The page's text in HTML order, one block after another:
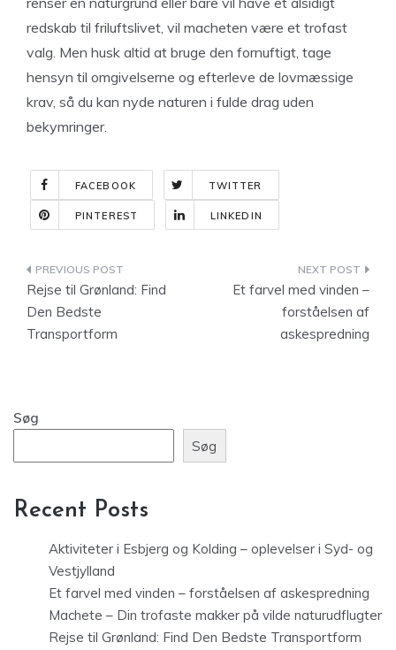
redskab til friluftslivet, vil macheten være et trofast
valg. Men husk altid at bruge den fornuftigt, tage
hensyn til omgivelserne og efterleve de lovmæssige
krav, så du kan nyde naturen i fulde drag uden
bekymringer.
FACEBOOK TWITTER
PINTEREST LINKEDIN
Indlægsnavigation
Rejse til Grønland: Find
Den Bedste
Transportform
Et farvel med vinden –
forståelsen af
askespredning
Søg
Søg
Recent Posts
Aktiviteter i Esbjerg og Kolding – oplevelser i Syd- og
Vestjylland
Et farvel med vinden – forståelsen af askespredning
Machete – Din trofaste makker på vilde naturudflugter
Rejse til Grønland: Find Den Bedste Transportform